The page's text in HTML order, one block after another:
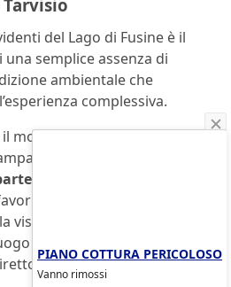
del Lago di Fusine è il
semplice assenza di
ambientale che
complessiva.
il movimento del vento tra gli
delle mucche nei prati
integrante del paesaggio
una fruizione più lenta,
visita rapida.
particolarmente adatto a
con la natura, senza
PIANO COTTURA PERICOLOSO
Vanno rimossi